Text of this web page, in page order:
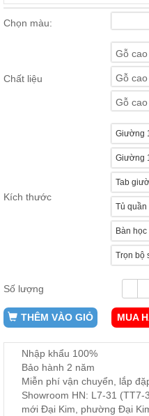
Phòng
Ăn
kệ
ghế
Kiện
Trang
Trí
Nội
Chọn màu:
Chất liệu
Gỗ
Gỗ
Gỗ
Kích thước
Giường
Giường
Tab
Tủ
Bàn
Trọn bộ
Số lượng
THÊM VÀO GIỎ MUA
Nhập khẩu 100%
Bảo hành 2 năm
Miễn phí vận chuyển, lắp
Showroom HN: L7-31
mới Đại Kim, phường Đại